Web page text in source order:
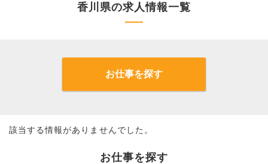
香川県の求人情報一覧
お仕事を探す
該当する情報がありませんでした。
お仕事を探す